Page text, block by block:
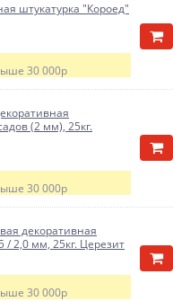
штукатурка "Короед"
30 000р
(2 мм), 25кг.
30 000р
декоративная
/ 2,0 мм, 25кг. Церезит
30 000р